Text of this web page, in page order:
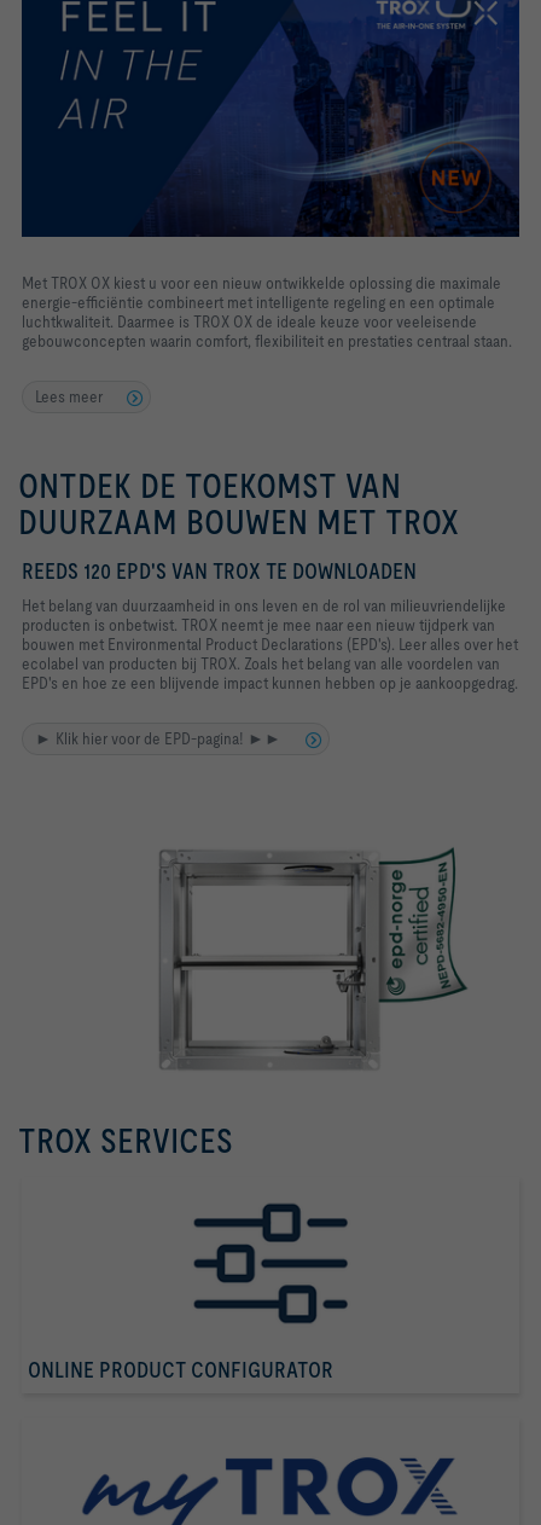
Met TROX OX kiest u voor een nieuw ontwikkelde oplossing die maximale
energie-efficiëntie combineert met intelligente regeling en een optimale
luchtkwaliteit. Daarmee is TROX OX de ideale keuze voor veeleisende
gebouwconcepten waarin comfort, flexibiliteit en prestaties centraal staan.
Lees meer
ONTDEK DE TOEKOMST VAN
DUURZAAM BOUWEN MET TROX
REEDS 120 EPD'S VAN TROX TE DOWNLOADEN
Het belang van duurzaamheid in ons leven en de rol van milieuvriendelijke
producten is onbetwist. TROX neemt je mee naar een nieuw tijdperk van
bouwen met Environmental Product Declarations (EPD's). Leer alles over het
ecolabel van producten bij TROX. Zoals het belang van alle voordelen van
EPD's en hoe ze een blijvende impact kunnen hebben op je aankoopgedrag.
► Klik hier voor de EPD-pagina! ►►
TROX SERVICES
ONLINE PRODUCT CONFIGURATOR